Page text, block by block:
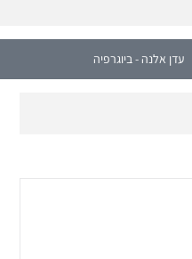
עדן אלנה - ביוגרפיה